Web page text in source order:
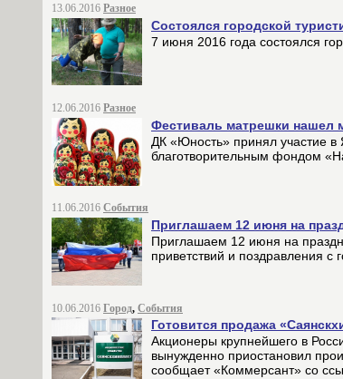
13.06.2016 Разное
Состоялся городской
7 июня 2016 года состоялся
12.06.2016 Разное
Фестиваль матрешки нашел
ДК «Юность» принял участие в
благотворительным фондом
11.06.2016 События
Приглашаем 12 июня на
Приглашаем 12 июня на
приветствий и поздравления с
10.06.2016 Город, События
Готовится продажа
Акционеры крупнейшего в
вынужденно приостановил
сообщает «Коммерсант» со